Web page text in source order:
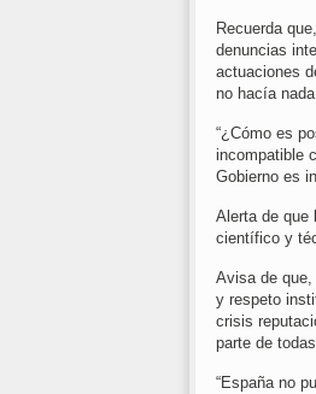
Recuerda
denuncias
actuaciones
no hacía
“¿Cómo es
incompatible
Gobierno es
Alerta de que
científico y
Avisa de
y respeto
crisis
parte de
“España no